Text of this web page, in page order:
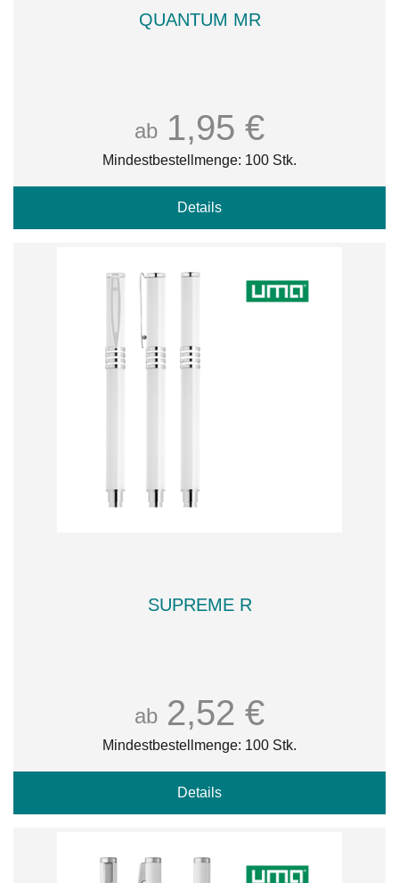
QUANTUM MR
ab 1,95 €
Mindestbestellmenge: 100 Stk.
Details
SUPREME R
ab 2,52 €
Mindestbestellmenge: 100 Stk.
Details